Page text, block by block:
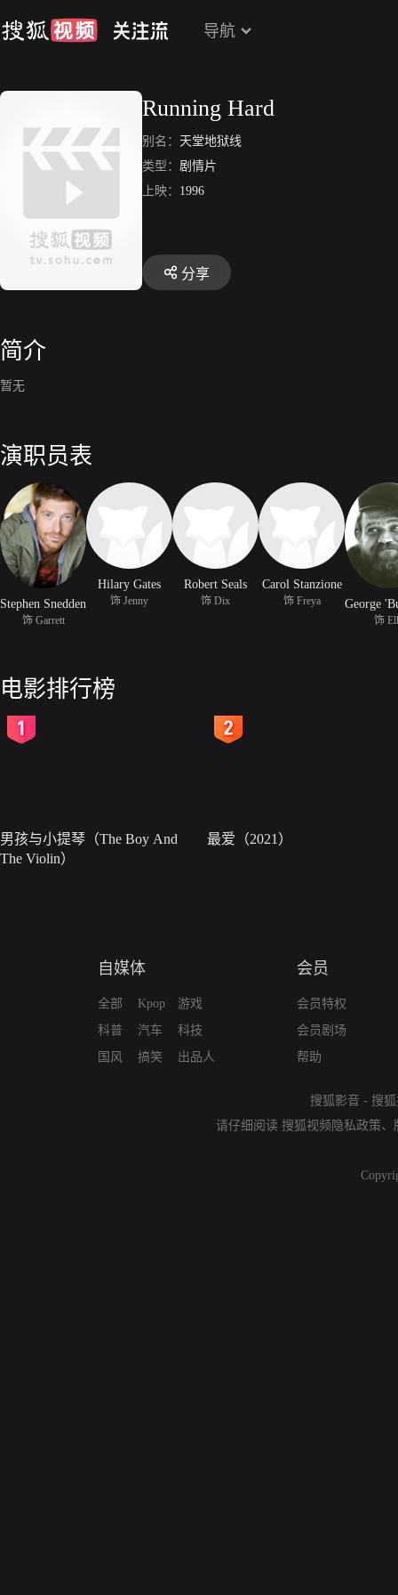
导航
Running Hard
别名： 天堂地狱线
类型： 剧情片
上映： 1996
分享
简介
暂无
演职员表
Stephen Snedden
饰 Garrett
Hilary Gates
饰 Jenny
Robert Seals
饰 Dix
Carol Stanzione
饰 Freya
饰
电影排行榜
男孩与小提琴（The Boy And
The Violin）
最爱（2021）
自媒体
全部
科普
国风
Kpop
汽车
搞笑
游戏
科技
出品人
会员
会员特权
会员剧场
帮助
搜狐影音 - 搜
请仔细阅读 搜狐视频隐私政策、